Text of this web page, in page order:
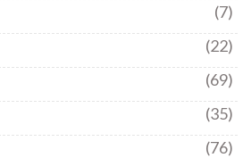
(7)
(22)
(69)
(35)
(76)